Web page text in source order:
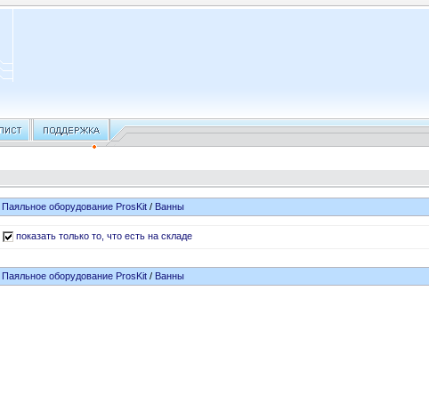
Паяльное оборудование ProsKit / Ванны
показать только то, что есть на складе
Паяльное оборудование ProsKit / Ванны